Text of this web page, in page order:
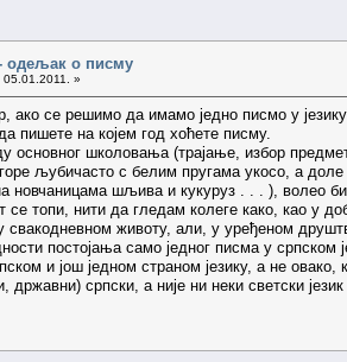
одељак о писму
05.01.2011. »
се решимо да имамо једно писмо у
пишете на којем год хоћете писму.
основног школовања (трајање, избор
љубичасто с белим пругама укосо, а
новчаницама шљива и кукуруз . . . ),
топи, нити да гледам колеге како, као у
свакодневном животу, али, у уређеном
постојања само једног писма у
и још једном страном језику, а не
државни) српски, а није ни неки светски језик